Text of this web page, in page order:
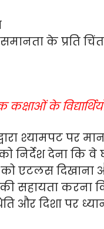
के प्रति
कक्षाओं के
श्यामपट पर
को निर्देश देना
को एटलस
की सहायता
और दिशा पर